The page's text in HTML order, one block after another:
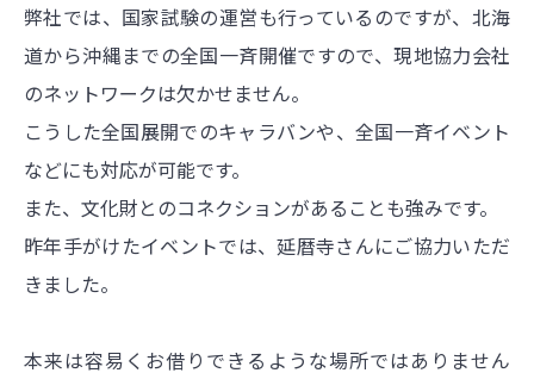
弊社では、国家試験の運営も行っているのですが、北海
道から沖縄までの全国一斉開催ですので、現地協力会社
のネットワークは欠かせません。
こうした全国展開でのキャラバンや、全国一斉イベント
などにも対応が可能です。
また、文化財とのコネクションがあることも強みです。
昨年手がけたイベントでは、延暦寺さんにご協力いただ
きました。
本来は容易くお借りできるような場所ではありません